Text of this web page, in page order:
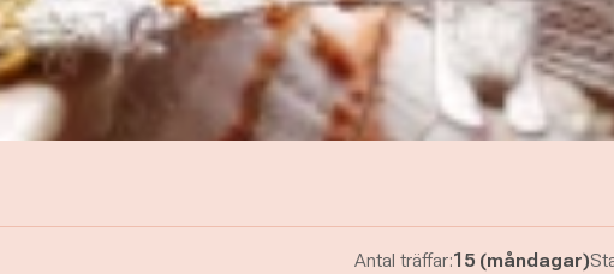
Antal träffar:15 (måndagar)